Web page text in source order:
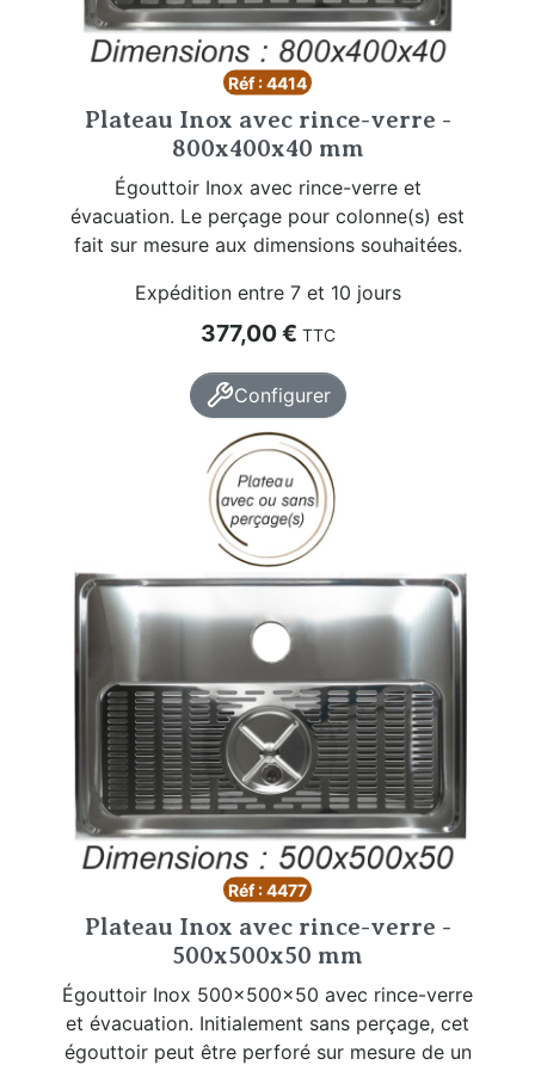
Réf : 4414
Plateau Inox avec rince-verre -
800x400x40 mm
Égouttoir Inox avec rince-verre et
évacuation. Le perçage pour colonne(s) est
fait sur mesure aux dimensions souhaitées.
Expédition entre 7 et 10 jours
Prix
377,00 € TTC
Configurer
Réf : 4477
Plateau Inox avec rince-verre -
500x500x50 mm
Égouttoir Inox 500x500x50 avec rince-verre
et évacuation. Initialement sans perçage, cet
égouttoir peut être perforé sur mesure de un